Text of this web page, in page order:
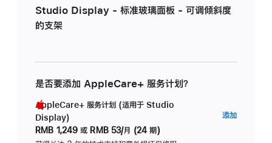
Studio Display - 标准玻璃面板 - 可调倾斜度
的支架
是否要添加 AppleCare+ 服务计划？
AppleCare+ 服务计划 (适用于 Studio
Display)
RMB 1,249 或 RMB 53/月 (24 期)
添加